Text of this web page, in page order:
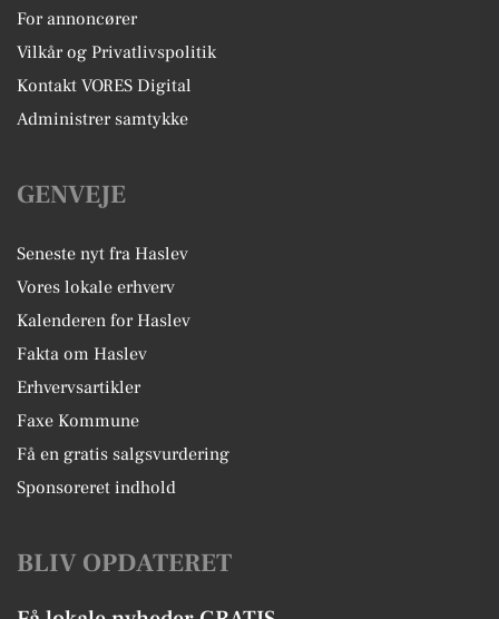
For annoncører
Vilkår og Privatlivspolitik
Kontakt VORES Digital
Administrer samtykke
GENVEJE
Seneste nyt fra Haslev
Vores lokale erhverv
Kalenderen for Haslev
Fakta om Haslev
Erhvervsartikler
Faxe Kommune
Få en gratis salgsvurdering
Sponsoreret indhold
BLIV OPDATERET